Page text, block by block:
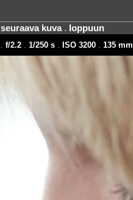
seuraava kuva. loppuun
f/2.2. 1/250 s. ISO 3200. 135 mm